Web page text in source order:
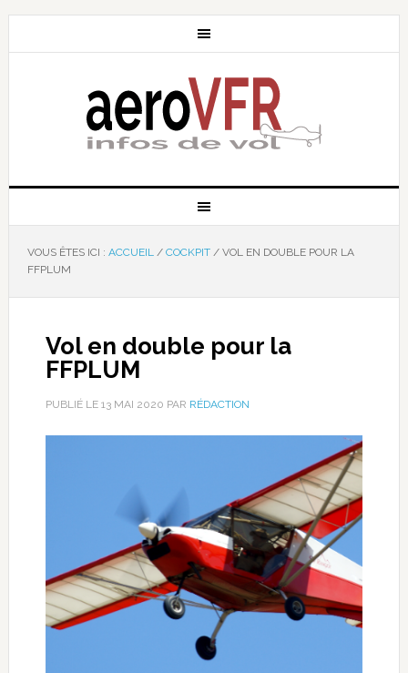
VOUS ÊTES ICI : ACCUEIL / COCKPIT /VOL EN DOUBLE POUR LA
FFPLUM
Vol en double pour la
FFPLUM
PUBLIÉ LE 13 MAI 2020 PAR RÉDACTION